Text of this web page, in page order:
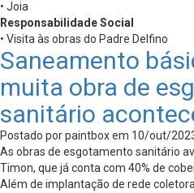
• Joia
Responsabilidade Social
• Visita às obras do Padre Delfino
Saneamento
muita obra de
sanitário
Postado por paintbox em 10/out/
As obras de esgotamento sanitário
Timon, que já conta com 40% de
Além de implantação de rede